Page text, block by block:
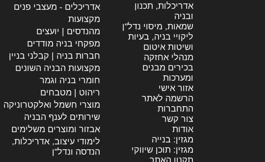
אדריכלות, תכנון
ובניה
שמאות, מיסוי נדל"ן
ליקויי בניה, בעיות
ושיטות איטום
מנהלי אחזקה
בכירים מבנים
ומערכות
אזור אישי
הרשמה לאתר
התחברות
צור קשר
אודות
מגזין: בנייה
מגזין: תוכן שיווקי
תקנון האתר
אדריכלים - מעצבי פנים
מקצועות
מהנדסים | יועצים
מפקחי בניה מודדים
חברות בניה | קבלני בניין
מקצועות הבניה השונים
חומרי בניה וגמר
ריהוט | מטבחים
מוצרי חשמל ואלקטרוניקה
שירותים לענף הבניה
אבזור ומוצרים משלימים
לימודי עיצוב, אדריכלות,
הנדסה ונדל"ן